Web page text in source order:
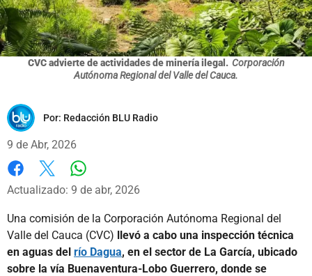
CVC advierte de actividades de minería ilegal. Corporación
Autónoma Regional del Valle del Cauca.
Por: Redacción BLU Radio
9 de Abr, 2026
Facebook
X
Actualizado: 9 de abr, 2026
Una comisión de la Corporación Autónoma Regional del
Valle del Cauca (CVC) llevó a cabo una inspección técnica
en aguas del río Dagua, en el sector de La García, ubicado
sobre la vía Buenaventura-Lobo Guerrero, donde se